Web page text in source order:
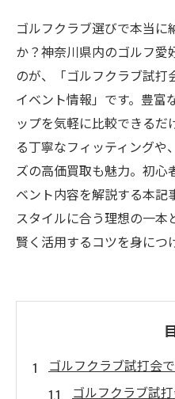
ゴルフクラブ選びで本当に
か？神奈川県内のゴルフ愛
のが、「ゴルフクラブ試
イベント情報」です。豊富
ップを気軽に比較できる
る丁寧なフィッティングや
ズの高価買取も魅力。初心
ベント内容を解説する本記
スタイルに合う理想の一本
賢く活用するコツを身につ
ゴルフクラブ試打会
ゴルフクラブ試